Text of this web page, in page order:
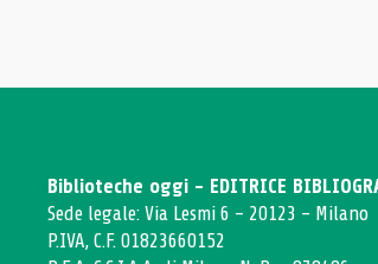
Biblioteche oggi - EDITRICE
Sede legale: Via Lesmi 6 - 20123 - Milano
P.IVA, C.F. 01823660152